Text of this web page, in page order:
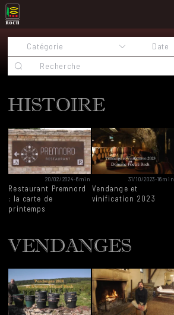
Skip
to
content
Domaine Prieuré Roch
HISTOIRE
20/02/2024-6min
Restaurant Premnord
: la carte de
printemps
31/10/2023-16min
Vendange et
vinification 2023
VENDANGES